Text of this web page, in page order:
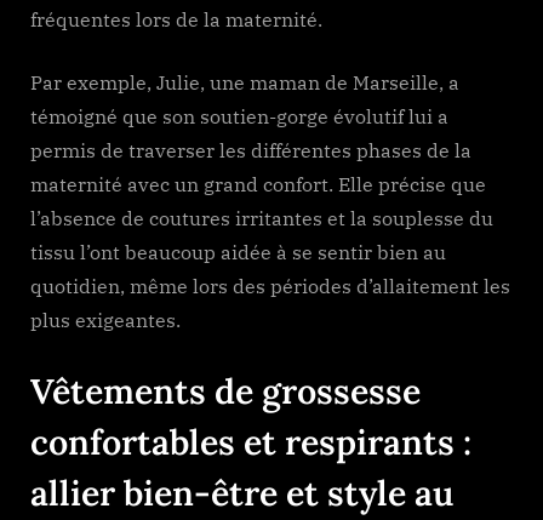
fréquentes lors de la maternité.
Par exemple, Julie, une maman de Marseille, a
témoigné que son soutien-gorge évolutif lui a
permis de traverser les différentes phases de la
maternité avec un grand confort. Elle précise que
l’absence de coutures irritantes et la souplesse du
tissu l’ont beaucoup aidée à se sentir bien au
quotidien, même lors des périodes d’allaitement les
plus exigeantes.
Vêtements de grossesse
confortables et respirants :
allier bien-être et style au